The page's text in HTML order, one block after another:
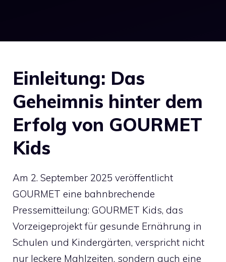
Einleitung: Das
Geheimnis hinter dem
Erfolg von GOURMET
Kids
Am 2. September 2025 veröffentlicht
GOURMET eine bahnbrechende
Pressemitteilung: GOURMET Kids, das
Vorzeigeprojekt für gesunde Ernährung in
Schulen und Kindergärten, verspricht nicht
nur leckere Mahlzeiten, sondern auch eine